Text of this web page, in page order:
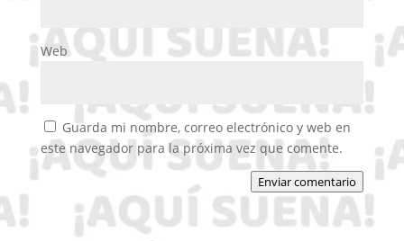
Web
Guarda mi nombre, correo electrónico y web en
este navegador para la próxima vez que comente.
Enviar comentario